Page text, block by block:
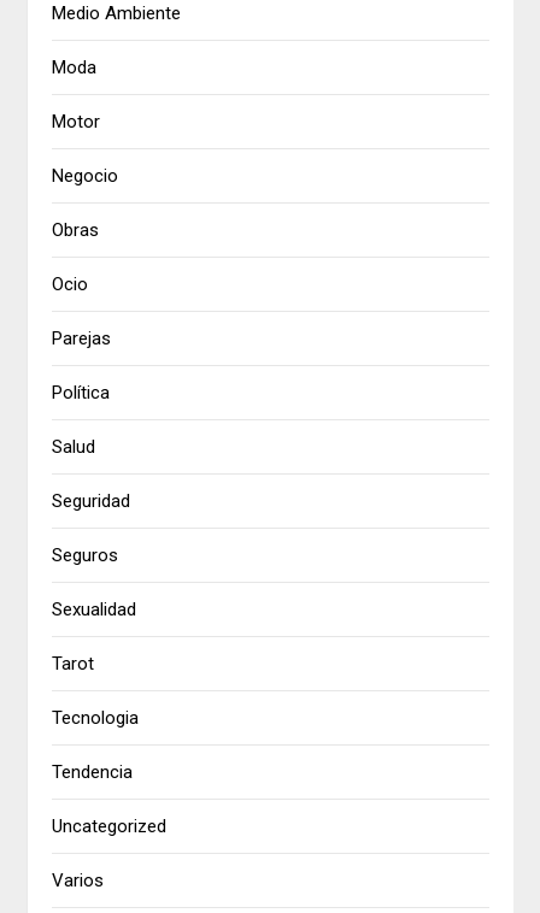
Medio Ambiente
Moda
Motor
Negocio
Obras
Ocio
Parejas
Política
Salud
Seguridad
Seguros
Sexualidad
Tarot
Tecnologia
Tendencia
Uncategorized
Varios